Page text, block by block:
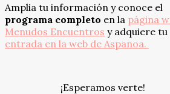
Amplia tu información y conoce el
programa completo en la página
Menudos Encuentros y adquiere tu
entrada en la web de Aspanoa.
¡Esperamos verte!